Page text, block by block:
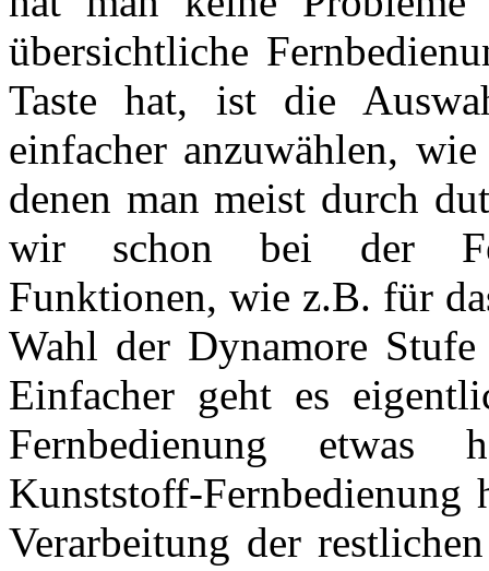
übersichtliche
Taste hat, ist die
einfacher anzuwählen,
denen man meist durch
wir schon bei der
Funktionen, wie z.B. für
Wahl der Dynamore
Einfacher geht es
Fernbedienung etwas
Kunststoff-
Verarbeitung der